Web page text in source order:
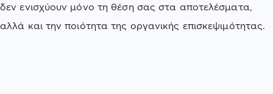
δεν ενισχύουν μόνο τη θέση σας στα αποτελέσματα,
αλλά και την ποιότητα της οργανικής επισκεψιμότητας.